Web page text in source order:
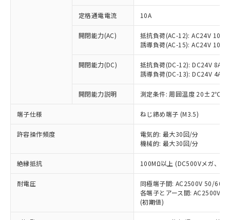
定格通電電流 10A
開閉能力(AC)
抵抗負荷(AC-12): AC24V 10A/
誘導負荷(AC-15): AC24V
開閉能力(DC)
抵抗負荷(DC-12): DC24V 8A/
誘導負荷(DC-13): DC24V 4A/
開閉能力説明 測定条件: 周囲温度 20±2℃、
端子仕様 ねじ締め端子 (M3.5)
許容操作頻度
電気的: 最大30回/分
機械的: 最大30回/分
絶縁抵抗 100MΩ以上 (DC500Vメガ、点
耐電圧
同極端子間: AC2500V 50/
各端子とアース間: AC2500V
(初期値)
ご利用条件
以下の条件をお読みいただき、同意のうえ
ご利用ください。
本サービスは、当社制御機器事業取扱
商品の当社在庫状況および標準価格
(税抜)を提供させていただくもので
当社制御機器事業取扱商品の中には、
本サービスの対象外となる商品もある
ことをご了承ください。
在庫状況および標準価格照会結果は、
記載している更新日時点での社内デー
タに基づき作成されるものであり、閲
覧された時点での実際の在庫および標
準価格とは異なる場合があることをご
対応予定：EU RoHS指令（10物質）の非含
有に対応した製品に切り替える予定のある
対応予定なし：EU RoHS指令（10物質）の
非含有に非対応の商品で、対応品を出す予
定はありません。
調査・確認中：EU RoHS指令（10物質）の
非含有の対応状況を調査中または確認中の
非該当品：ライセンス料など無形物で、有
害物質有無と関係のない商品です。
仕入先様の事情により、非含有部品として
いたものが、含有品と判明した場合などや
むを得ず変更することがあります。
鉛(Pb) 1000ppm以下、 水銀(Hg) 1000ppm以下、 カド
六価クロム(Cr(Ⅵ)) 1000ppm以下、ポリ臭化ビフェニル
類(PBB) 1000ppm以下、ポリ臭化ジフェニルエーテル類
(PBDE) 1000ppm以下、フタル酸ビス(2-エチルヘキシ
※1 中国RoHS○×表
「○」：最大均質材料含有率が中国RoHSの
基準値以下であることを示します。
「×」：最大均質材料含有率が中国RoHSの
基準値を超えていることを示します。
「－」：未確認です。当社販売部門へお問
い合わせください。
*中国RoHS10物質の基準値 (GB/T26572)：
Pb(鉛) :1000ppm、 Hg(水銀) : 1000ppm、 Cd(カドミウ
Cr(Ⅵ)(六価クロム) : 1000ppm、 PBBs(ポリ臭化ビフェ
当社は、これら貴社製品のうち、外国
為替および外国貿易法に定める商品
（以下｢規制貨物等」という）を輸出
国政府の輸出許可(または役務取引許
可)を取得するなどの必要な手続きを